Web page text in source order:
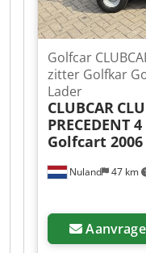
Nuland 47 km
Golfcar
zitter Golfkar
Lader
CLUBCAR
Golfcart